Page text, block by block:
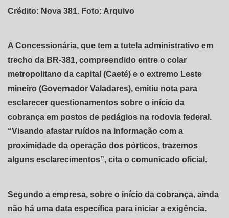
Crédito: Nova 381. Foto: Arquivo
A Concessionária, que tem a tutela administrativo em
trecho da BR-381, compreendido entre o colar
metropolitano da capital (Caeté) e o extremo Leste
mineiro (Governador Valadares), emitiu nota para
esclarecer questionamentos sobre o início da
cobrança em postos de pedágios na rodovia federal.
“Visando afastar ruídos na informação com a
proximidade da operação dos pórticos, trazemos
alguns esclarecimentos”, cita o comunicado oficial.
Segundo a empresa, sobre o início da cobrança, ainda
não há uma data específica para iniciar a exigência.